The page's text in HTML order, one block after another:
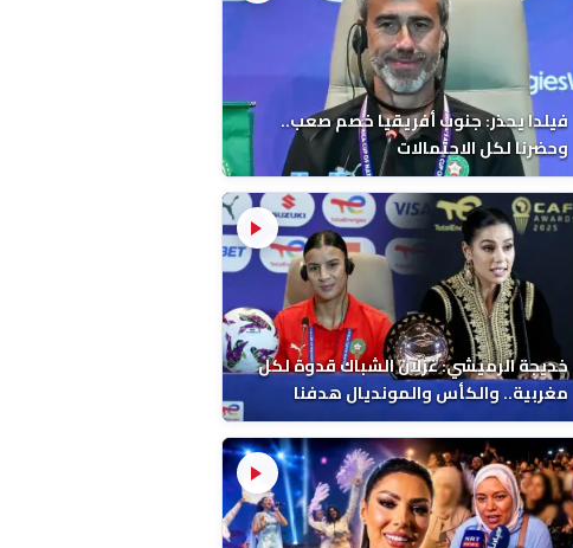
فيلدا يحذر: جنوب أفريقيا خصم صعب..
وحضرنا لكل الاحتمالات
خديجة الرميشي: غزلان الشباك قدوة لكل
مغربية.. والكأس والمونديال هدفنا